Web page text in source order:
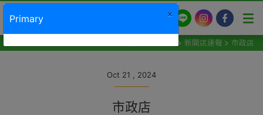
LINE InstagramFacebook
新開店速報 市政店
Oct 21 , 2024
市政店
Primary ×